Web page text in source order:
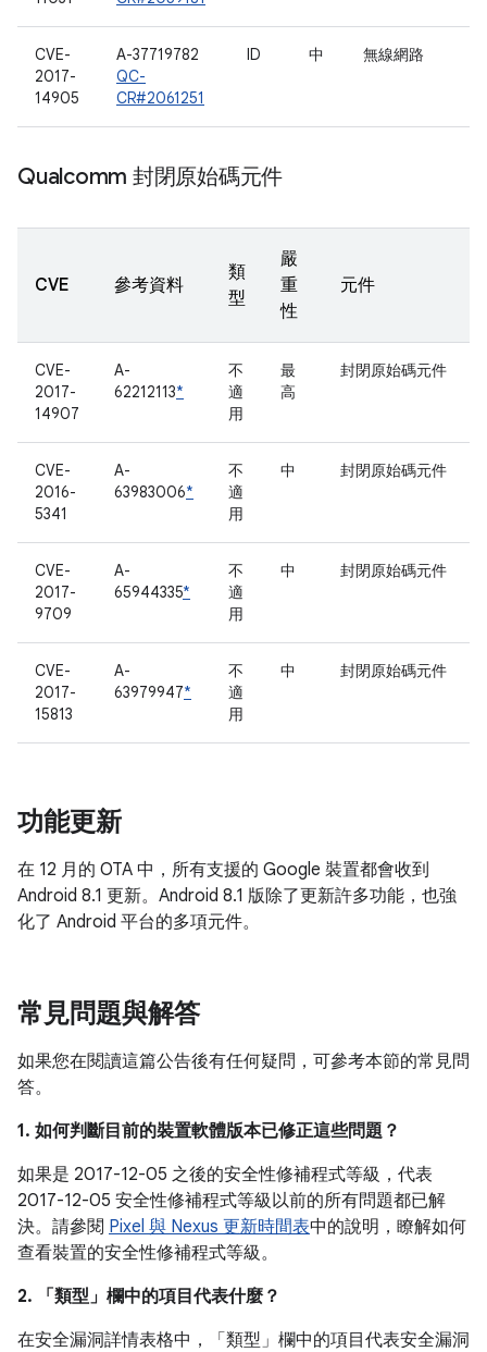
CVE-
2017-
14905
A-37719782
QC-
CR#2061251
ID 中 無線網路
Qualcomm 封閉原始碼元件
CVE 參考資料
類
型
嚴
重
性
元件
CVE-
2017-
14907
A-
62212113*
不
適
用
最
高
封閉原始碼元件
CVE-
2016-
5341
A-
63983006*
不
適
用
中 封閉原始碼元件
CVE-
2017-
9709
A-
65944335*
不
適
用
中 封閉原始碼元件
CVE-
2017-
15813
A-
63979947*
不
適
用
中 封閉原始碼元件
功能更新
在 12 月的 OTA 中，所有支援的 Google 裝置都會收到
Android 8.1 更新。Android 8.1 版除了更新許多功能，也強
化了 Android 平台的多項元件。
常見問題與解答
如果您在閱讀這篇公告後有任何疑問，可參考本節的常見問
答。
1. 如何判斷目前的裝置軟體版本已修正這些問題？
如果是 2017-12-05 之後的安全性修補程式等級，代表
2017-12-05 安全性修補程式等級以前的所有問題都已解
決。請參閱 Pixel 與 Nexus 更新時間表中的說明，瞭解如何
查看裝置的安全性修補程式等級。
2. 「類型」 欄中的項目代表什麼？
在安全漏洞詳情表格中，「類型」 欄中的項目代表安全漏洞